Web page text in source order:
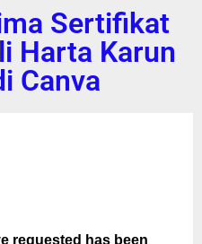
Sertifikat
Harta Karun
Canva